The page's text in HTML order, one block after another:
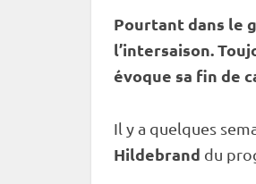
Pourtant dans le
l’intersaison.
évoque sa fin de
Il y a quelques
Hildebrand du